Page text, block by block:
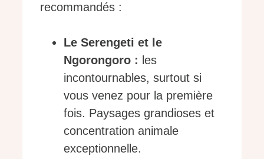
recommandés :
Le Serengeti et le
Ngorongoro : les
incontournables, surtout si
vous venez pour la première
fois. Paysages grandioses et
concentration animale
exceptionnelle.